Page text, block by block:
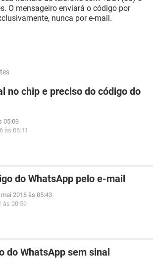
O mensageiro enviará o código por
nunca por e-mail.
no chip e preciso do código do
05:03
às 06:11
do WhatsApp pelo e-mail
mai 2018 às 05:43
às 20:59
do WhatsApp sem sinal